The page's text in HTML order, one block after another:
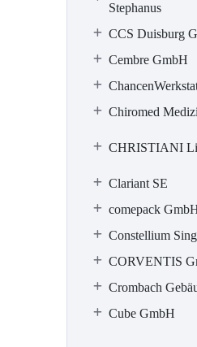
Stephanus
CCS Duisburg
Cembre GmbH
Chiromed
CHRISTIANI
Clariant SE
comepack
Constellium
CORVENTIS
Crombach
Cube GmbH